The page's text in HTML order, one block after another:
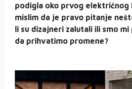
podigla oko prvog električnog
mislim da je pravo pitanje
li su dizajneri zalutali ili smo
da prihvatimo promene?